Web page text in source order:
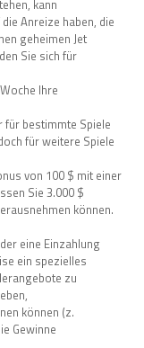
kann
Anreize haben, die
geheimen Jet
Sie sich für
Ihre
bestimmte Spiele
für weitere Spiele
von 100 $ mit einer
Sie 3.000 $
können.
eine Einzahlung
ein spezielles
zu
können (z.
Gewinne